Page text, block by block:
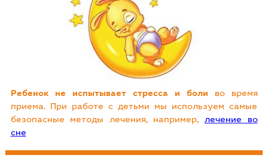
Ребенок не испытывает стресса и боли во время
приема. При работе с детьми мы используем самые
безопасные методы лечения, например, лечение во
сне